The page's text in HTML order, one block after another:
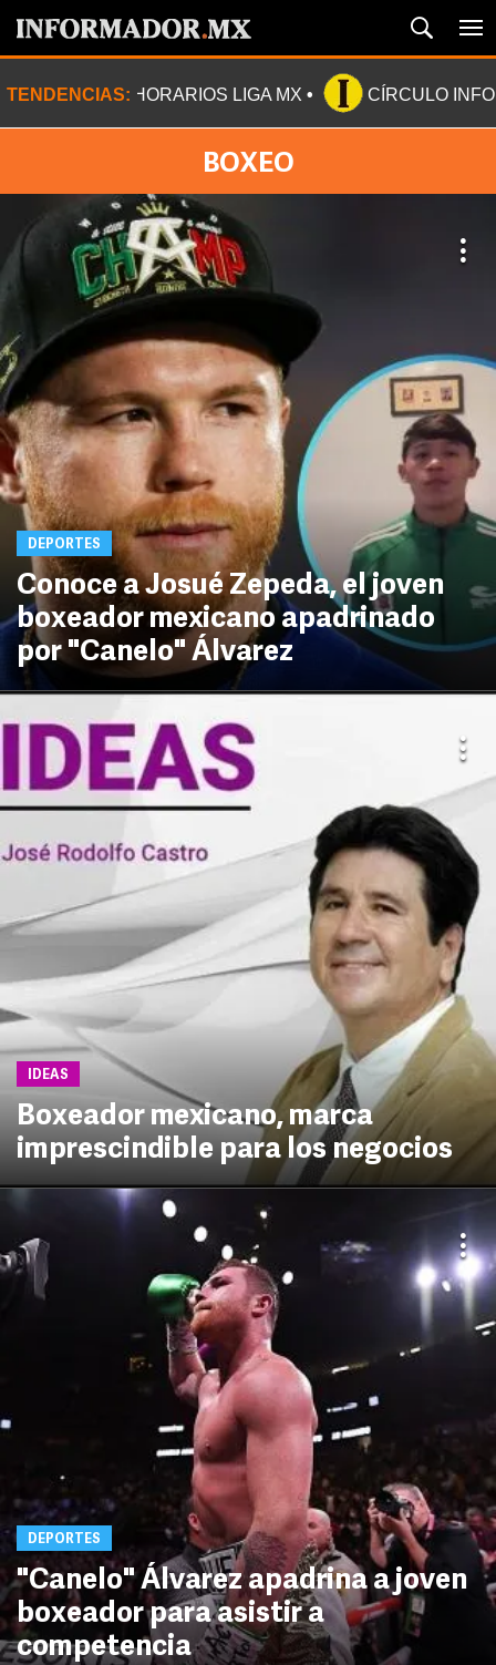
TENDENCIAS: HORARIOS LIGA MX CÍRCULO
BOXEO
DEPORTES
Conoce a Josué Zepeda, el joven
boxeador mexicano apadrinado
por "Canelo" Álvarez
IDEAS
Boxeador mexicano, marca
imprescindible para los negocios
DEPORTES
"Canelo" Álvarez apadrina a joven
boxeador para asistir a
competencia